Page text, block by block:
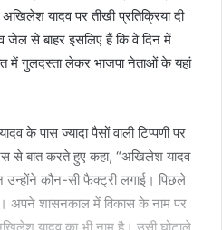
यादव पर तीखी प्रतिक्रिया दी
जेल से बाहर इसलिए हैं कि वे दिन में
में गुलदस्ता लेकर भाजपा नेताओं के यहां
के पास ज्यादा पैसों वाली टिप्पणी पर
से बात करते हुए कहा, “अखिलेश यादव
कौन-सी फैक्ट्री लगाई। पिछले
अपने शासनकाल में विकास के नाम पर